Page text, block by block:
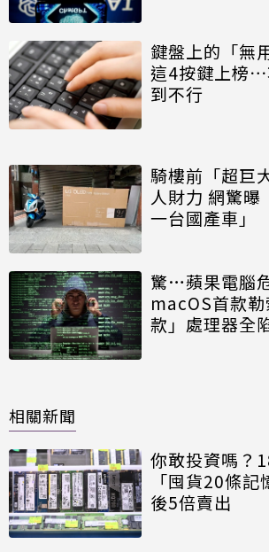
鍵盤上的「無
這4按鍵上榜⋯
到不行
騎樓前「超巨
人財力 網驚曝
一台國產車」
驚…蘋果電腦
macOS首款
款」處理器全
相關新聞
你敢投資嗎？
「囤貨20條
後5倍賣出